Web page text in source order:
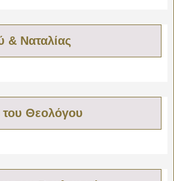
& Ναταλίας
Θεολόγου